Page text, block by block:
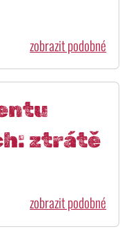
zobrazit podobné
ztrátě
zobrazit podobné